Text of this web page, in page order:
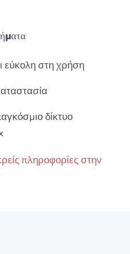
εύκολη στη χρήση
δίκτυο
πληροφορίες στην